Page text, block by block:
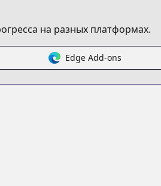
на разных платформах.
Edge Add-ons